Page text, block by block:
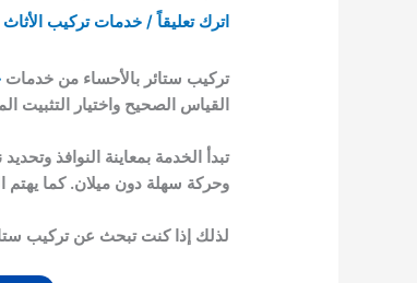
اترك تعليقاً /خدمات تركيب الأثاث
تركيب ستائر بالأحساء من خدمات
القياس الصحيح واختيار
تبدأ الخدمة بمعاينة النوافذ
وحركة سهلة دون ميلان. كما يهتم
لذلك إذا كنت تبحث عن تركيب